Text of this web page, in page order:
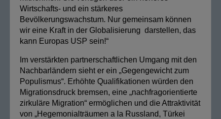
Wirtschafts- und ein stärkeres
Bevölkerungswachstum. Nur gemeinsam können
wir eine Kraft in der Globalisierung darstellen, das
kann Europas USP sein!“
Im verstärkten partnerschaftlichen Umgang mit den
Nachbarländern sieht er ein „Gegengewicht zum
Populismus“. Erhöhte Qualifikationen würden den
Migrationsdruck bremsen, eine „nachfragorientierte
zirkuläre Migration“ ermöglichen und die Attraktivität
von „Hegemonialträumen a la Russland, Türkei